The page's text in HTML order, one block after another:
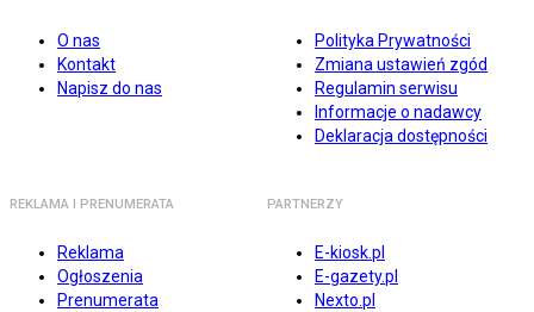
O nas
Kontakt
Napisz do nas
Polityka Prywatności
Zmiana ustawień zgód
Regulamin serwisu
Informacje o nadawcy
Deklaracja dostępności
REKLAMA I PRENUMERATA
Reklama
Ogłoszenia
Prenumerata
PARTNERZY
E-kiosk.pl
E-gazety.pl
Nexto.pl